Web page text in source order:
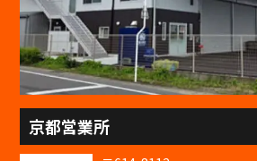
京都営業所